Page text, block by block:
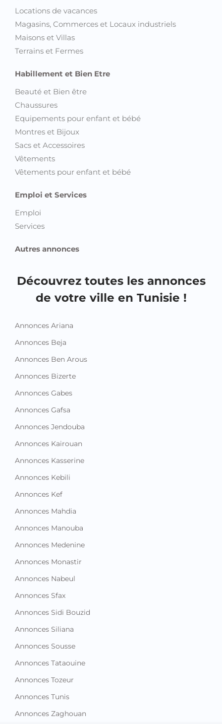
Locations de vacances
Magasins, Commerces et Locaux industriels
Maisons et Villas
Terrains et Fermes
Habillement et Bien Etre
Beauté et Bien être
Chaussures
Equipements pour enfant et bébé
Montres et Bijoux
Sacs et Accessoires
Vêtements
Vêtements pour enfant et bébé
Emploi et Services
Emploi
Services
Autres annonces
Découvrez toutes les annonces
de votre ville en Tunisie !
Annonces Ariana
Annonces Beja
Annonces Ben Arous
Annonces Bizerte
Annonces Gabes
Annonces Gafsa
Annonces Jendouba
Annonces Kairouan
Annonces Kasserine
Annonces Kebili
Annonces Kef
Annonces Mahdia
Annonces Manouba
Annonces Medenine
Annonces Monastir
Annonces Nabeul
Annonces Sfax
Annonces Sidi Bouzid
Annonces Siliana
Annonces Sousse
Annonces Tataouine
Annonces Tozeur
Annonces Tunis
Annonces Zaghouan